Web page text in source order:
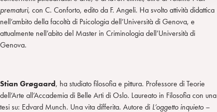
prematuri, con C. Conforto, edito da F. Angeli. Ha svolto attività didattica
nell’ambito della facoltà di Psicologia dell’Università di Genova, e
attualmente nell’abito del Master in Criminologia dell’Università di
Genova.
Stian Grøgaard, ha studiato filosofia e pittura. Professore di Teorie
dell’Arte all’Accademia di Belle Arti di Oslo. Laureato in Filosofia con una
tesi su: Edvard Munch. Una vita differita. Autore di L’oggetto inquieto –